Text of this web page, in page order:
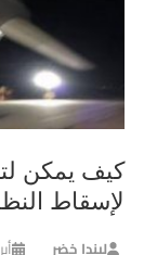
كيف يمكن
لإسقاط
ليندا خضر